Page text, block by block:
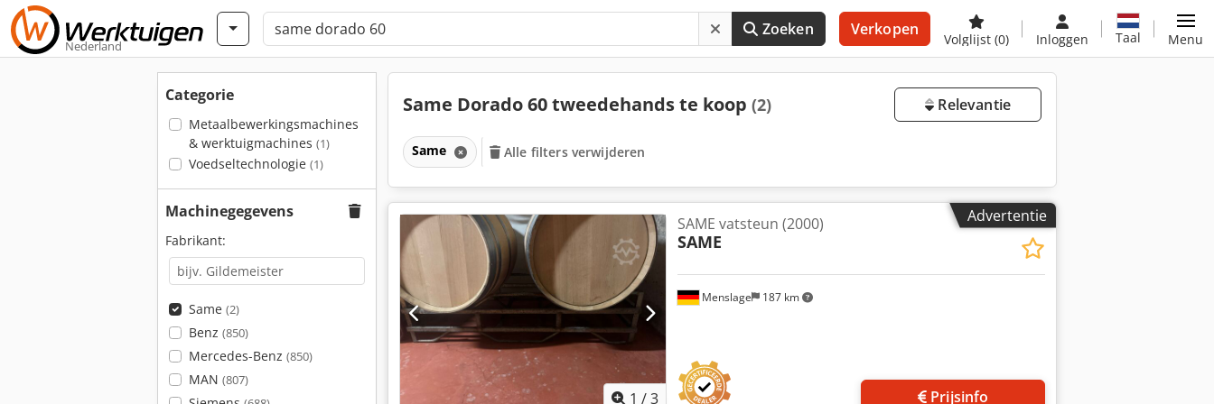
Nederland
Zoeken Verkopen
Volglijst (0) Inloggen Taal Menu
Categorie
Metaalbewerkingsmachines
& werktuigmachines (1)
Voedseltechnologie (1)
Machinegegevens
Fabrikant:
Same (2)
Benz (850)
Mercedes-Benz (850)
MAN (807)
Same Dorado 60 tweedehands te koop (2) Relevantie
Same Alle filters verwijderen
Advertentie
1 /3
Menslage 187 km
SAME vatsteun (2000)
SAME
Prijsinfo